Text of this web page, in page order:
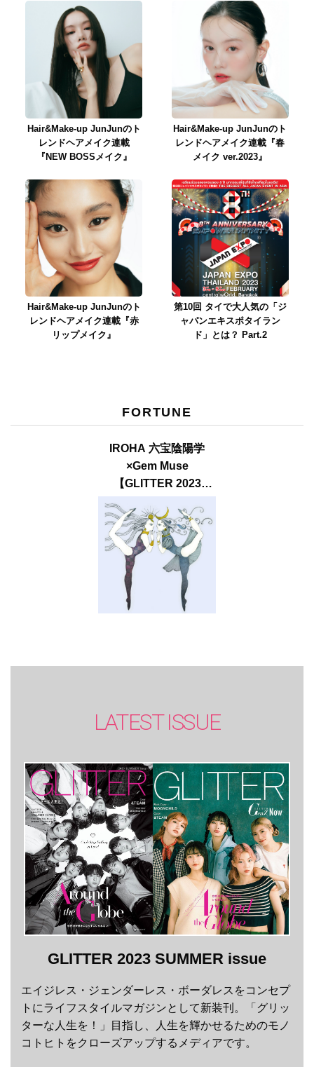
Hair&Make-up JunJunのト
レンドヘアメイク連載
『NEW BOSSメイク』
Hair&Make-up JunJunのト
レンドヘアメイク連載『春
メイク ver.2023』
Hair&Make-up JunJunのト
レンドヘアメイク連載『赤
リップメイク』
第10回 タイで大人気の「ジ
ャパンエキスポタイラン
ド」とは？ Part.2
FORTUNE
IROHA 六宝陰陽学
×Gem Muse
【GLITTER 2023
SUMMER issue】
LATEST ISSUE
GLITTER 2023 SUMMER issue
エイジレス・ジェンダーレス・ボーダレスをコンセプ
トにライフスタイルマガジンとして新装刊。「グリッ
ターな人生を！」目指し、人生を輝かせるためのモノ
コトヒトをクローズアップするメディアです。